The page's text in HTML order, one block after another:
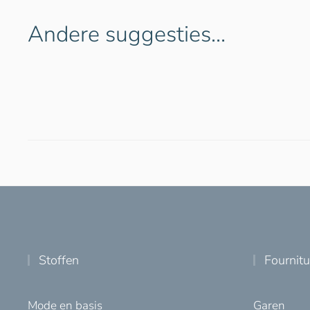
Andere suggesties…
Stoffen
Mode en basis Garen